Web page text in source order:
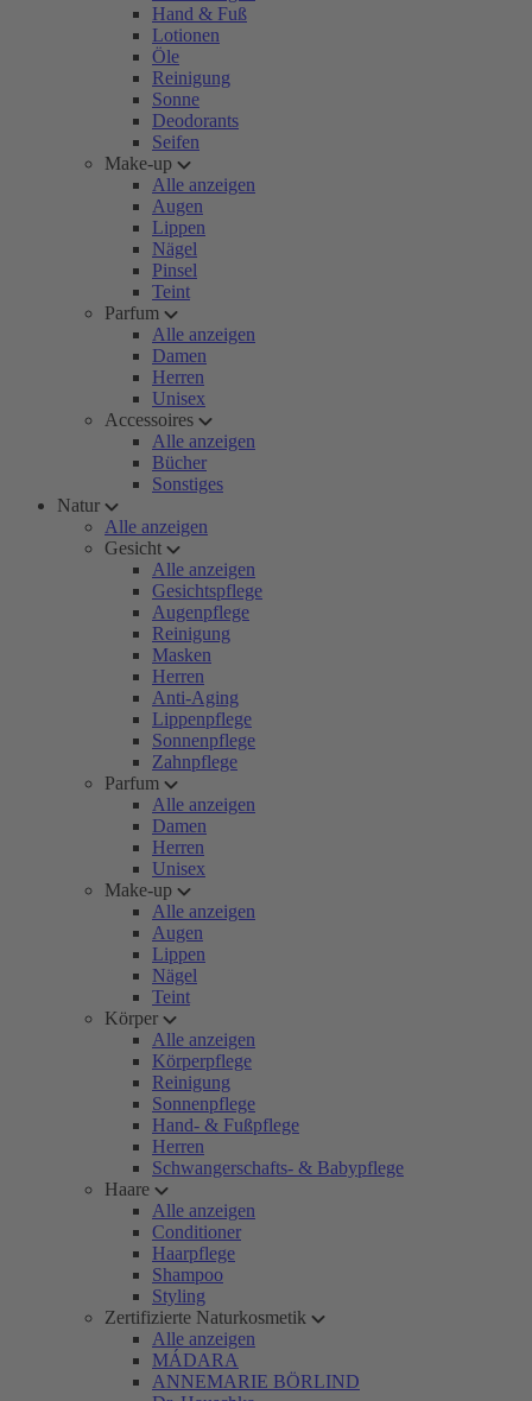
Hand & Fuß
Lotionen
Öle
Reinigung
Sonne
Deodorants
Seifen
Make-up
Alle anzeigen
Augen
Lippen
Nägel
Pinsel
Teint
Parfum
Alle anzeigen
Damen
Herren
Unisex
Accessoires
Alle anzeigen
Bücher
Sonstiges
Natur
Alle anzeigen
Gesicht
Alle anzeigen
Gesichtspflege
Augenpflege
Reinigung
Masken
Herren
Anti-Aging
Lippenpflege
Sonnenpflege
Zahnpflege
Parfum
Alle anzeigen
Damen
Herren
Unisex
Make-up
Alle anzeigen
Augen
Lippen
Nägel
Teint
Körper
Alle anzeigen
Körperpflege
Reinigung
Sonnenpflege
Hand- & Fußpflege
Herren
Schwangerschafts- & Babypflege
Haare
Alle anzeigen
Conditioner
Haarpflege
Shampoo
Styling
Zertifizierte Naturkosmetik
Alle anzeigen
MÁDARA
ANNEMARIE BÖRLIND